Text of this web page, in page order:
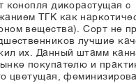
конопля дикорастущая с
ТГК как
вещества). Сорт не
лучшие
их. Данный штамм
покупателю и
цветущая,